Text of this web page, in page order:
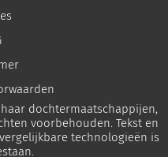
dochtermaatschappijen,
voorbehouden. Tekst en
technologieën is